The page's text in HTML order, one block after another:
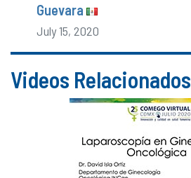
Guevara
July 15, 2020
Videos Relacionados